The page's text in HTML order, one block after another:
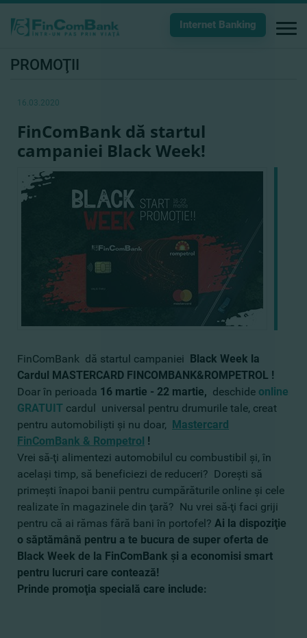
Internet Banking
PROMOŢII
16.03.2020
FinComBank dă startul
campaniei Black Week!
FinComBank dă startul campaniei Black Week la
Cardul MASTERCARD FINCOMBANK&ROMPETROL !
Doar în perioada 16 martie - 22 martie, deschide online
GRATUIT cardul universal pentru drumurile tale, creat
pentru automobilişti şi nu doar, Mastercard
FinComBank & Rompetrol !
Vrei să-ţi alimentezi automobilul cu combustibil şi, în
acelaşi timp, să beneficiezi de reduceri? Doreşti să
primeşti înapoi banii pentru cumpărăturile online şi cele
realizate în magazinele din ţară? Nu vrei să-ţi faci griji
pentru că ai rămas fără bani în portofel? Ai la dispoziţie
o săptămână pentru a te bucura de super oferta de
Black Week de la FinComBank şi a economisi smart
pentru lucruri care contează!
Prinde promoţia specială care include: